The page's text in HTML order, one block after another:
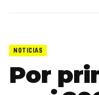
NOTICIAS
Por